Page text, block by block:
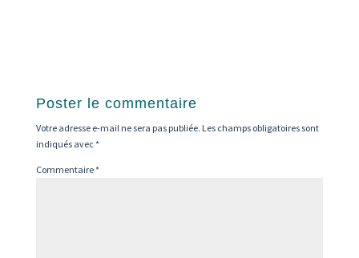
Poster le commentaire
Votre adresse e-mail ne sera pas publiée. Les champs obligatoires sont
indiqués avec*
Commentaire*